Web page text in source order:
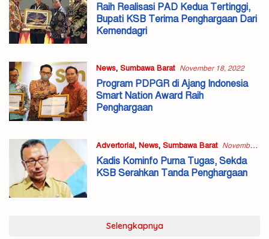
Raih Realisasi PAD Kedua Tertinggi,
Bupati KSB Terima Penghargaan Dari
Kemendagri
News, Sumbawa Barat November 18, 2022
Program PDPGR di Ajang Indonesia
Smart Nation Award Raih
Penghargaan
Advertorial, News, Sumbawa Barat
November
2, 2022
Kadis Kominfo Purna Tugas, Sekda
KSB Serahkan Tanda Penghargaan
Selengkapnya